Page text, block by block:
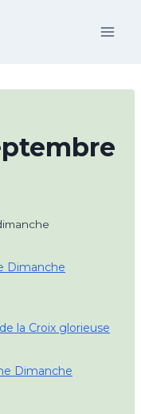
Dimanche
la Croix glorieuse
Dimanche